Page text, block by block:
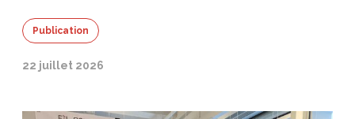
Publication
22 juillet 2026